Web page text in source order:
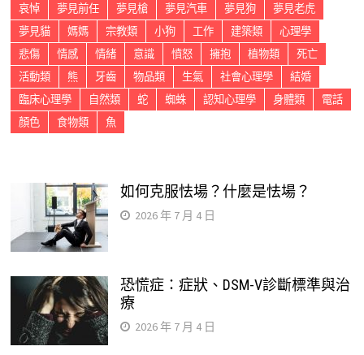
哀悼
夢見前任 夢見槍 夢見汽車 夢見狗
夢見老虎
夢見貓
媽媽 宗教類 小狗 工作 建築類
心理學
悲傷
情感 情緒 意識 憤怒 擁抱 植物類
死亡
活動類
熊 牙齒 物品類 生氣 社會心理學
結婚
臨床心理學
自然類 蛇 蜘蛛 認知心理學 身體類
電話
顏色
食物類 魚
如何克服怯場？什麼是怯場？
2026 年 7 月 4 日
恐慌症：症狀、DSM-V診斷標準與治
療
2026 年 7 月 4 日